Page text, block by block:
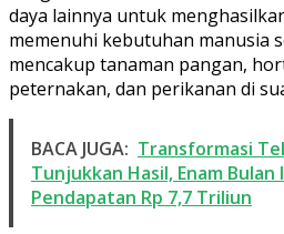
daya lainnya untuk
memenuhi kebutuhan manusia
mencakup tanaman pangan,
peternakan, dan perikanan di
BACA JUGA: Transformasi
Tunjukkan Hasil, Enam
Pendapatan Rp 7,7 Triliun